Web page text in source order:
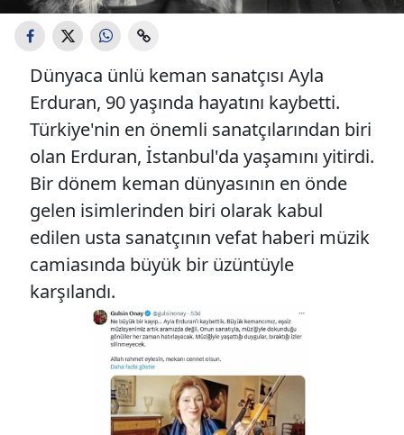
Dünyaca ünlü keman sanatçısı Ayla
Erduran, 90 yaşında hayatını kaybetti.
Türkiye'nin en önemli sanatçılarından biri
olan Erduran, İstanbul'da yaşamını yitirdi.
Bir dönem keman dünyasının en önde
gelen isimlerinden biri olarak kabul
edilen usta sanatçının vefat haberi müzik
camiasında büyük bir üzüntüyle
karşılandı.